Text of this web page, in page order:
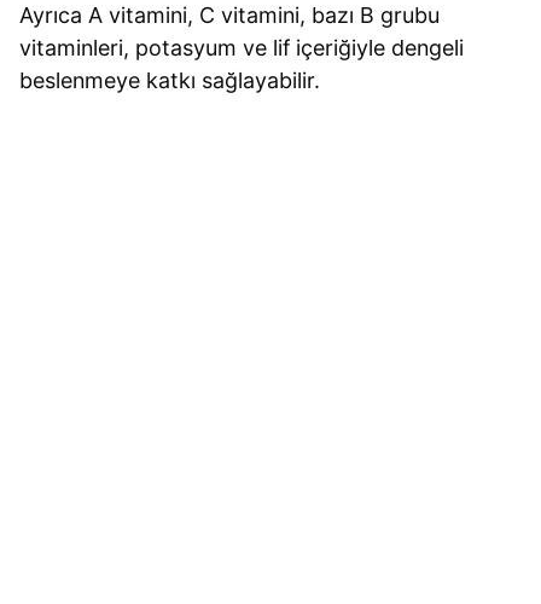
Ayrıca A vitamini, C vitamini, bazı B grubu
vitaminleri, potasyum ve lif içeriğiyle dengeli
beslenmeye katkı sağlayabilir.